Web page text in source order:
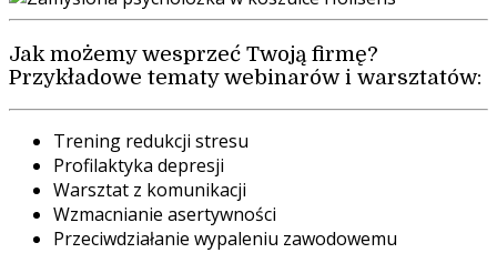
Jak możemy wesprzeć Twoją firmę?
Przykładowe tematy webinarów i warsztatów:
Trening redukcji stresu
Profilaktyka depresji
Warsztat z komunikacji
Wzmacnianie asertywności
Przeciwdziałanie wypaleniu zawodowemu